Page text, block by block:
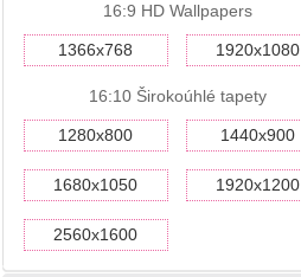
16:9 HD Wallpapers
1366x768 1920x1080
16:10 Širokoúhlé tapety
1280x800 1440x900
1680x1050 1920x1200
2560x1600